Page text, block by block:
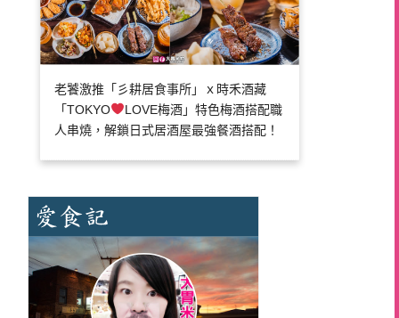
老饕激推「彡耕居食事所」ｘ時禾酒藏
「TOKYO
LOVE梅酒」特色梅酒搭配職
人串燒，解鎖日式居酒屋最強餐酒搭配！